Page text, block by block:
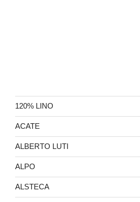
120% LINO
ACATE
ALBERTO LUTI
ALPO
ALSTECA